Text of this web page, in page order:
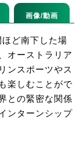
画像/動画
ど南下した場
オーストラリア
ンスポーツやス
楽しむことがで
との緊密な関係
ンターンシップ